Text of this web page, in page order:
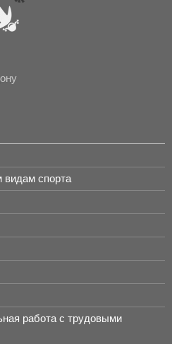
видам спорта
работа с трудовыми